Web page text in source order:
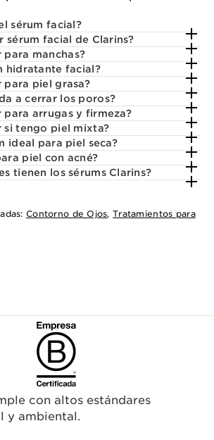
sérum facial?
sérum facial de Clarins?
para manchas?
hidratante facial?
para piel grasa?
a cerrar los poros?
para arrugas y firmeza?
si tengo piel mixta?
ideal para piel seca?
piel con acné?
tienen los sérums Clarins?
Contorno de Ojos,Tratamientos para
con altos estándares
y ambiental.